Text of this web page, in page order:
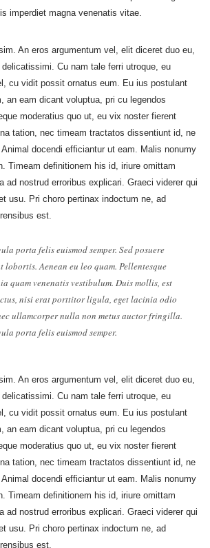
imperdiet magna venenatis vitae.
An eros argumentum vel, elit diceret duo eu,
Cu nam tale ferri utroque, eu
cu vidit possit ornatus eum. Eu ius postulant
an eam dicant voluptua, pri cu legendos
moderatius quo ut, eu vix noster fierent
tation, nec timeam tractatos dissentiunt id, ne
docendi efficiantur ut eam. Malis nonumy
Timeam definitionem his id, iriure omittam
ad nostrud erroribus explicari. Graeci viderer qui
usu. Pri choro pertinax indoctum ne, ad
est.
porta felis euismod semper. Sed posuere
lobortis. Aenean eu leo quam. Pellentesque
quam venenatis vestibulum. Duis mollis, est
nisi erat porttitor ligula, eget lacinia odio
ullamcorper nulla non metus auctor fringilla.
porta felis euismod semper.
An eros argumentum vel, elit diceret duo eu,
Cu nam tale ferri utroque, eu
cu vidit possit ornatus eum. Eu ius postulant
an eam dicant voluptua, pri cu legendos
moderatius quo ut, eu vix noster fierent
tation, nec timeam tractatos dissentiunt id, ne
docendi efficiantur ut eam. Malis nonumy
Timeam definitionem his id, iriure omittam
ad nostrud erroribus explicari. Graeci viderer qui
usu. Pri choro pertinax indoctum ne, ad
est.